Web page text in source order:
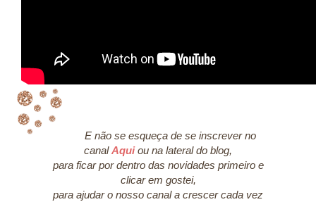
E não se esqueça de se inscrever no
canalAquiou na lateral do blog,
para ficar por dentro das novidades primeiro e
clicar em gostei,
para ajudar o nosso canal a crescer cada vez